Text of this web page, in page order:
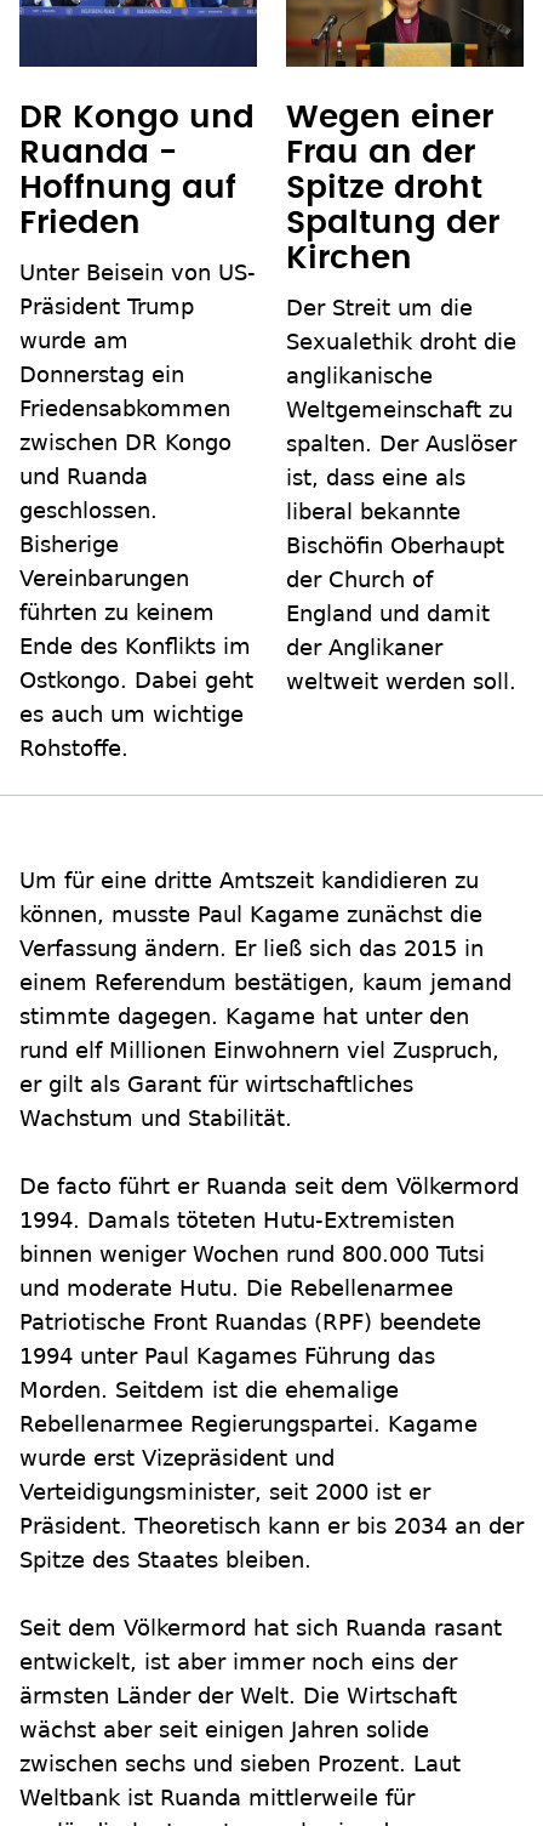
DR Kongo und
Ruanda -
Hoffnung auf
Frieden
Unter Beisein von US-
Präsident Trump
wurde am
Donnerstag ein
Friedensabkommen
zwischen DR Kongo
und Ruanda
geschlossen.
Bisherige
Vereinbarungen
führten zu keinem
Ende des Konflikts im
Ostkongo. Dabei geht
es auch um wichtige
Rohstoffe.
Wegen einer
Frau an der
Spitze droht
Spaltung der
Kirchen
Der Streit um die
Sexualethik droht die
anglikanische
Weltgemeinschaft zu
spalten. Der Auslöser
ist, dass eine als
liberal bekannte
Bischöfin Oberhaupt
der Church of
England und damit
der Anglikaner
weltweit werden soll.
Um für eine dritte Amtszeit kandidieren zu
können, musste Paul Kagame zunächst die
Verfassung ändern. Er ließ sich das 2015 in
einem Referendum bestätigen, kaum jemand
stimmte dagegen. Kagame hat unter den
rund elf Millionen Einwohnern viel Zuspruch,
er gilt als Garant für wirtschaftliches
Wachstum und Stabilität.
De facto führt er Ruanda seit dem Völkermord
1994. Damals töteten Hutu-Extremisten
binnen weniger Wochen rund 800.000 Tutsi
und moderate Hutu. Die Rebellenarmee
Patriotische Front Ruandas (RPF) beendete
1994 unter Paul Kagames Führung das
Morden. Seitdem ist die ehemalige
Rebellenarmee Regierungspartei. Kagame
wurde erst Vizepräsident und
Verteidigungsminister, seit 2000 ist er
Präsident. Theoretisch kann er bis 2034 an der
Spitze des Staates bleiben.
Seit dem Völkermord hat sich Ruanda rasant
entwickelt, ist aber immer noch eins der
ärmsten Länder der Welt. Die Wirtschaft
wächst aber seit einigen Jahren solide
zwischen sechs und sieben Prozent. Laut
Weltbank ist Ruanda mittlerweile für